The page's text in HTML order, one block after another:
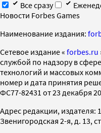
Все сразу
Новости Forbes Games
Наименование издания:
Cетевое издание « forbes.ru
службой по надзору в
технологий и массовых
номер и дата принятия
ФС77-82431 от 23 декабря
Адрес редакции, издателя:
Звенигородская 2-я, д. 13,